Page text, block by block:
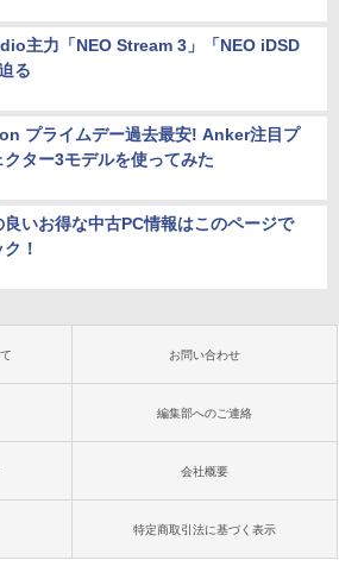
主力「NEO Stream 3」「NEO iDSD
る
プライムデー過去最安! Anker注目プ
クター3モデルを使ってみた
良いお得な中古PC情報はこのページで
！
お問い合わせ
編集部へのご連絡
会社概要
特定商取引法に基づく表示